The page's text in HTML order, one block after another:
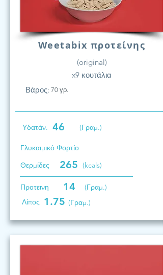
Weetabix προτείνης
(original)
x9 κουτάλια
Βάρος: 70 γρ.
Υδατάν. 46 (Γραμ.)
Γλυκαιμικό Φορτίο
Θερμίδες
265 (kcals)
Προτεινη 14
(Γραμ.)
Λίπος 1.75 (Γραμ.)